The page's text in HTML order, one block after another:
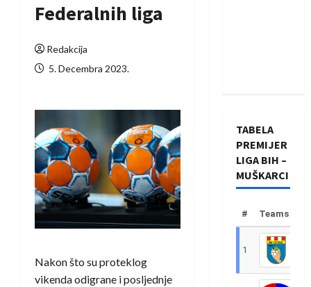
Federalnih liga
Redakcija
5. Decembra 2023.
Nakon što su proteklog
vikenda odigrane i posljednje
TABELA
PREMIJER
LIGA BIH –
MUŠKARCI
# Teams
1